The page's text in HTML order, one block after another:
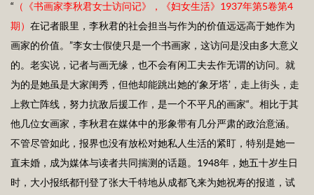
“ （《书画家李秋君女士访问记》，《妇女生活》1937年第5卷第4
期） 在记者眼里，李秋君的社会担当与作为的价值远远高于她作为
画家的价值。”李女士假使只是一个书画家，这访问是没由多大意义
的。老实说，记者与画无缘，也不会有闲工夫去作无谓的访问。就
为的是她虽是大家闺秀，但他却能跳出她的‘象牙塔’，走上街头，走
上救亡阵线，努力抗敌后援工作，是一个不平凡的画家“。相比于其
他几位女画家，李秋君在媒体中的形象带有几分严肃的政治意涵。
不管尽管如此，报界也没有放松对她私人生活的紧盯，特别是她一
直未婚，成为媒体与读者共同揣测的话题。1948年，她五十岁生日
时，大小报纸都刊登了张大千特地从成都飞来为她祝寿的报道，试